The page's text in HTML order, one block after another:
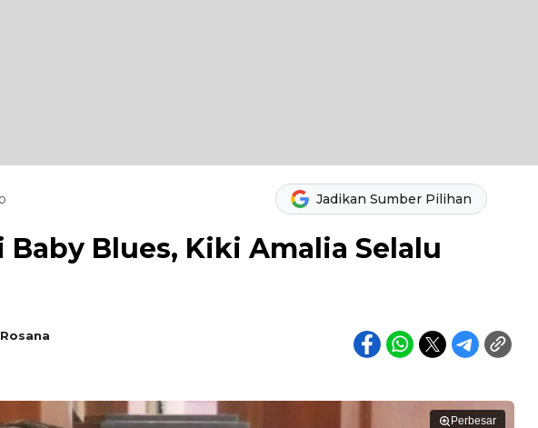
Jadikan Sumber Pilihan
Blues, Kiki Amalia Selalu
Perbesar